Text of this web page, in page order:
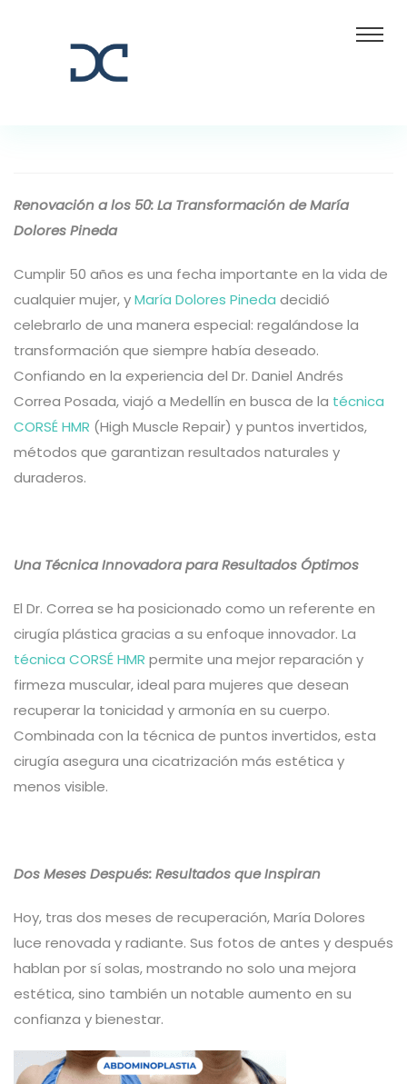
Renovación a los 50: La Transformación de María
Dolores Pineda
Cumplir 50 años es una fecha importante en la vida de
cualquier mujer, yMaría Dolores Pineda decidió
celebrarlo de una manera especial: regalándose la
transformación que siempre había deseado.
Confiando en la experiencia del Dr. Daniel Andrés
Correa Posada, viajó a Medellín en busca de la técnica
CORSÉ HMR (High Muscle Repair) y puntos invertidos,
métodos que garantizan resultados naturales y
duraderos.
Una Técnica Innovadora para Resultados Óptimos
El Dr. Correa se ha posicionado como un referente en
cirugía plástica gracias a su enfoque innovador. La
técnica CORSÉ HMR permite una mejor reparación y
firmeza muscular, ideal para mujeres que desean
recuperar la tonicidad y armonía en su cuerpo.
Combinada con la técnica de puntos invertidos, esta
cirugía asegura una cicatrización más estética y
menos visible.
Dos Meses Después: Resultados que Inspiran
Hoy, tras dos meses de recuperación, María Dolores
luce renovada y radiante. Sus fotos de antes y después
hablan por sí solas, mostrando no solo una mejora
estética, sino también un notable aumento en su
confianza y bienestar.